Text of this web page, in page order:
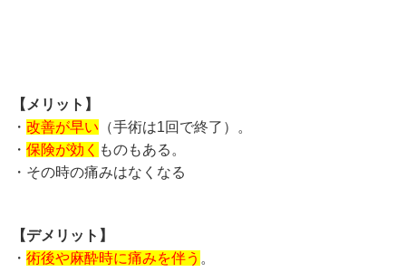
【メリット】
・改善が早い （手術は1回で終了）。
・保険が効く ものもある。
・その時の痛みはなくなる
【デメリット】
・術後や麻酔時に痛みを伴う 。